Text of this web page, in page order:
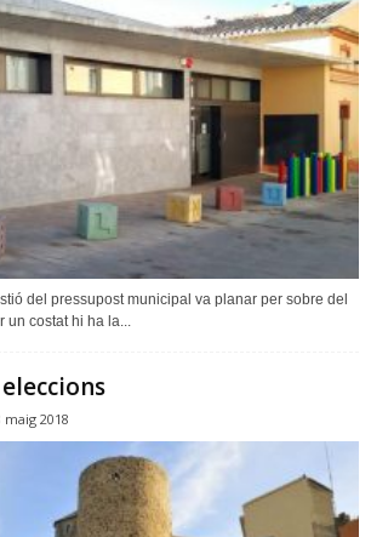
del pressupost municipal va planar per sobre del
un costat hi ha la...
maig 2018